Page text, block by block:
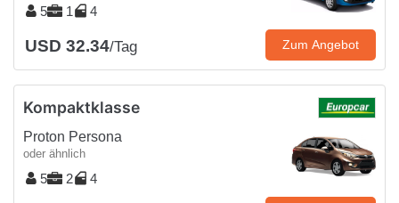
5 1 4
USD 32.34/Tag Zum Angebot
Kompaktklasse
Proton Persona
oder ähnlich
5 2 4